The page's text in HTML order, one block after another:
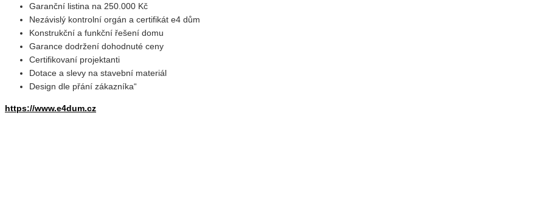
Garanční listina na 250.000 Kč
Nezávislý kontrolní orgán a certifikát e4 dům
Konstrukční a funkční řešení domu
Garance dodržení dohodnuté ceny
Certifikovaní projektanti
Dotace a slevy na stavební materiál
Design dle přání zákazníka“
https://www.e4dum.cz